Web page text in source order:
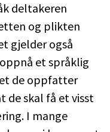
deltakeren
og plikten
gjelder også
et språklig
de oppfatter
de skal få et visst
I mange